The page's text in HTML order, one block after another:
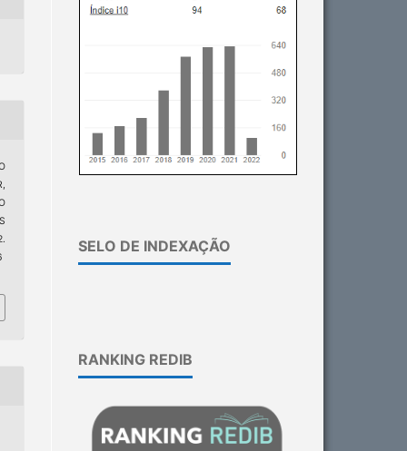
SELO DE INDEXAÇÃO
RANKING REDIB